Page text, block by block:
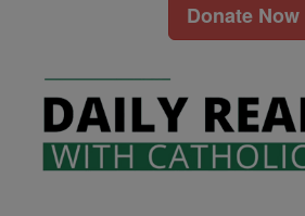
Donate Now